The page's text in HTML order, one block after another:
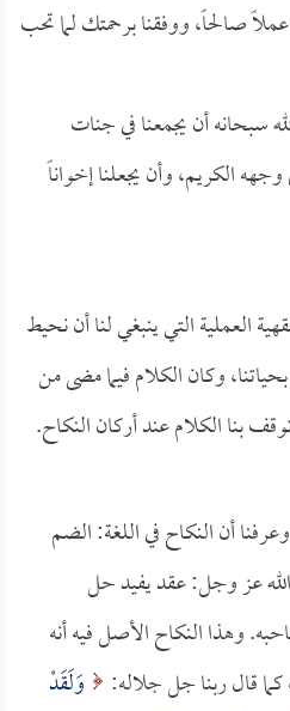
عملاً صالحاً، ووفقنا برحمتك لما تحب
سبحانه أن يجمعنا في جنات
وجهه الكريم، وأن يجعلنا إخواناً
العملية التي ينبغي لنا أن نحيط
وكان الكلام فيما مضى من
بنا الكلام عند أركان النكاح.
أن النكاح في اللغة: الضم
عز وجل: عقد يفيد حل
وهذا النكاح الأصل فيه أنه
قال ربنا جل جلاله:
وَلَقَدْ